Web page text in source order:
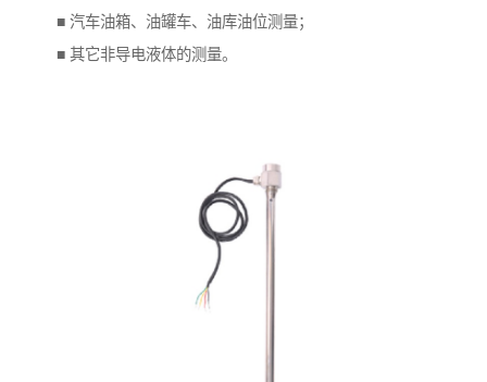
■ 汽车油箱、油罐车、油库油位测量；
■ 其它非导电液体的测量。